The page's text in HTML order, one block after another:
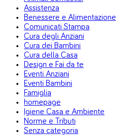
Assistenza
Benessere e Alimentazione
Comunicati Stampa
Cura degli Anziani
Cura dei Bambini
Cura della Casa
Design e Fai da te
Eventi Anziani
Eventi Bambini
Famiglia
homepage
Igiene Casa e Ambiente
Norme e Tributi
Senza categoria